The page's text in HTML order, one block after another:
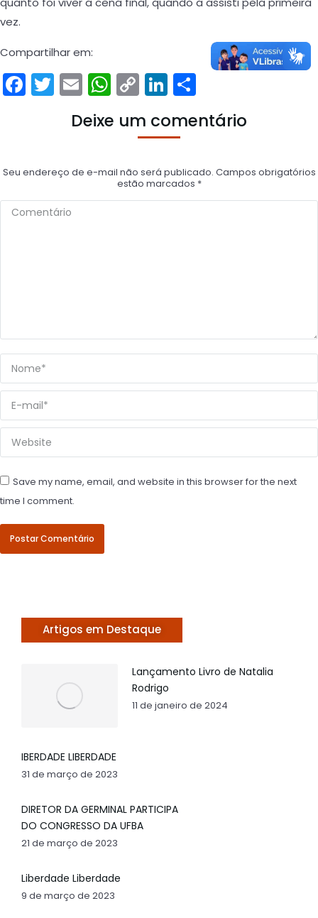
vez.
Compartilhar em:
Facebook
Twitter
EmailWhatsApp
Copy
Link
LinkedIn
Deixe um comentário
Seu endereço de e-mail não será publicado. Campos obrigatórios
estão marcados *
Comentário
Nome *
E-mail *
Website
Save my name, email, and website in this browser for the next
time I comment.
Postar Comentário
Artigos em Destaque
Lançamento Livro de Natalia
Rodrigo
11 de janeiro de 2024
IBERDADE LIBERDADE
31 de março de 2023
DIRETOR DA GERMINAL PARTICIPA
DO CONGRESSO DA UFBA
21 de março de 2023
Liberdade Liberdade
9 de março de 2023